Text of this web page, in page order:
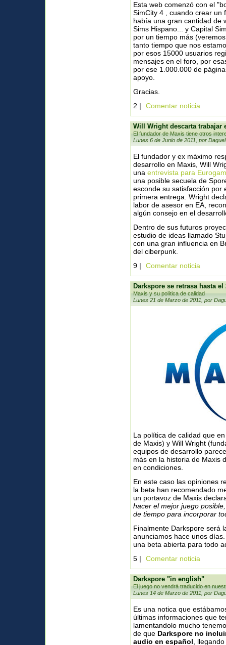
Esta web comenzó con el
SimCity 4 , cuando crear un
había una gran cantidad de
Sims Hispano... y Capital
por un tiempo más
tanto tiempo que nos
por esos 15000 usuarios
mensajes en el foro, por
por ese 1.000.000 de
apoyo.
Gracias.
2 |
Comentar noticia
Will Wright descarta trabajar
El fundador de Maxis tiene otros
Lunes 6 de Junio de 2011, por Daguel
El fundador y ex máximo
desarrollo en Maxis, Will
una entrevista para
una posible secuela de
esconde su satisfacción por
primera entrega. Wright
labor de asesor en EA,
algún consejo en el
Dentro de sus futuros
estudio de ideas llamado
con una gran influencia en
del ciberpunk.
9 |
Comentar noticia
Darkspore se retrasa hasta el
Maxis y su política de calidad
Lunes 21 de Marzo de 2011, por
La política de calidad que
de Maxis) y Will Wright
equipos de desarrollo
más en la historia de Maxis
en condiciones.
En este caso las opiniones
la beta han recomendado
un portavoz de Maxis
hacer el mejor juego
de tiempo para incorporar
Finalmente Darkspore será
anunciamos hace unos
una beta abierta para todo
5 |
Comentar noticia
Darkspore "in english"
El juego no vendrá traducido en
Lunes 14 de Marzo de 2011, por
Es una notica que
últimas informaciones que
lamentandolo mucho
de que Darkspore no
audio en español,